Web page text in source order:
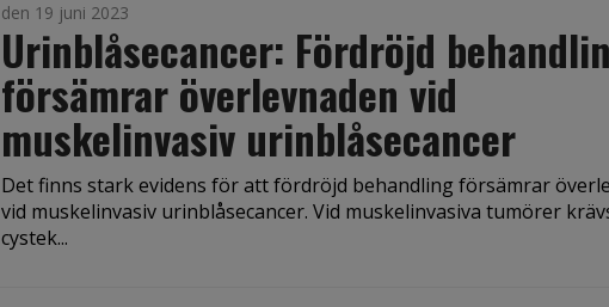
den 19 juni 2023
Urinblåsecancer: Fördröjd
försämrar överlevnaden vid
muskelinvasiv urinblåsecancer
Det finns stark evidens för att fördröjd behandling försämrar
vid muskelinvasiv urinblåsecancer. Vid muskelinvasiva tumörer
cystek...